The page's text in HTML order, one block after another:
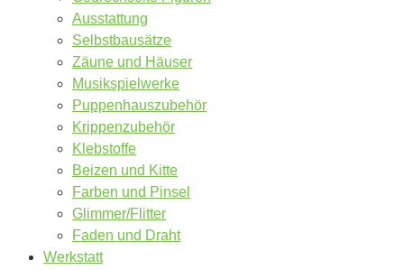
Ausstattung
Selbstbausätze
Zäune und Häuser
Musikspielwerke
Puppenhauszubehör
Krippenzubehör
Klebstoffe
Beizen und Kitte
Farben und Pinsel
Glimmer/Flitter
Faden und Draht
Werkstatt